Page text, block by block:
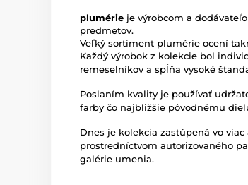
plumérie je výrobcom a
predmetov.
Veľký sortiment plumérie ocení
Každý výrobok z kolekcie bol
remeselníkov a spĺňa vysoké
Poslaním kvality je používať
farby čo najbližšie pôvodnému
Dnes je kolekcia zastúpená vo
prostredníctvom autorizovaného
galérie umenia.